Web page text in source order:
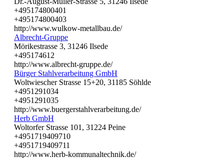
+495174800401
+495174800403
http://www.wulkow-metallbau.de/
Albrecht-Gruppe
Mörikestrasse 3, 31246 Ilsede
+495174612
http://www.albrecht-gruppe.de/
Bürger Stahlverarbeitung GmbH
Woltwiescher Strasse 15+20, 31185 Söhlde
+4951291034
+4951291035
http://www.buergerstahlverarbeitung.de/
Herb GmbH
Woltorfer Strasse 101, 31224 Peine
+4951719409710
+4951719409711
http://www.herb-kommunaltechnik.de/